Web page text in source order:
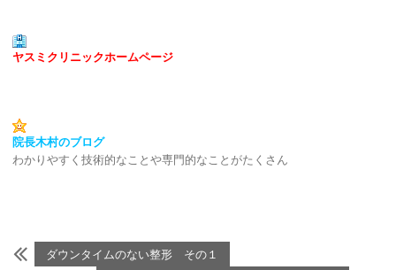
ヤスミクリニックホームページ
院長木村のブログ
わかりやすく技術的なことや専門的なことがたくさん
ダウンタイムのない整形 その１